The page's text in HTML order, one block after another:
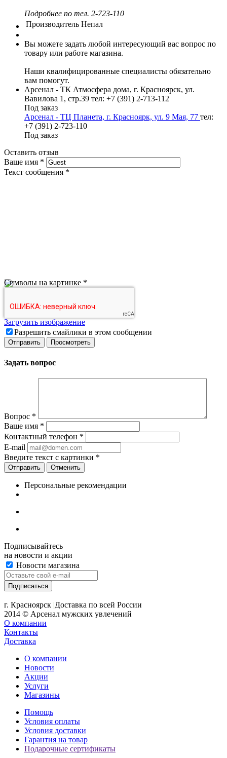
Подробнее по тел. 2-723-110
Производитель Непал
Вы можете задать любой интересующий вас вопрос по
товару или работе магазина.
Наши квалифицированные специалисты обязательно
вам помогут.
Арсенал - ТК Атмосфера дома, г. Красноярск, ул.
Вавилова 1, стр.39 тел: +7 (391) 2-713-112
Под заказ
Арсенал - ТЦ Планета, г. Красноярк, ул. 9 Мая, 77 тел:
+7 (391) 2-723-110
Под заказ
Оставить отзыв
Ваше имя *
Текст сообщения *
Символы на картинке *
Загрузить изображение
Разрешить смайлики в этом сообщении
Задать вопрос
Вопрос *
Ваше имя *
Контактный телефон *
E-mail
Введите текст с картинки *
Отменить
Персональные рекомендации
Подписывайтесь
на новости и акции
Новости магазина
г. Красноярск |Доставка по всей России
2014 © Арсенал мужских увлечений
О компании
Контакты
Доставка
О компании
Новости
Акции
Услуги
Магазины
Помощь
Условия оплаты
Условия доставки
Гарантия на товар
Подарочные сертификаты